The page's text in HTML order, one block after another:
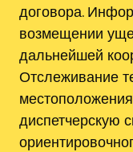
договора.
возмещении
дальнейшей
Отслеживание
диспетчерскую